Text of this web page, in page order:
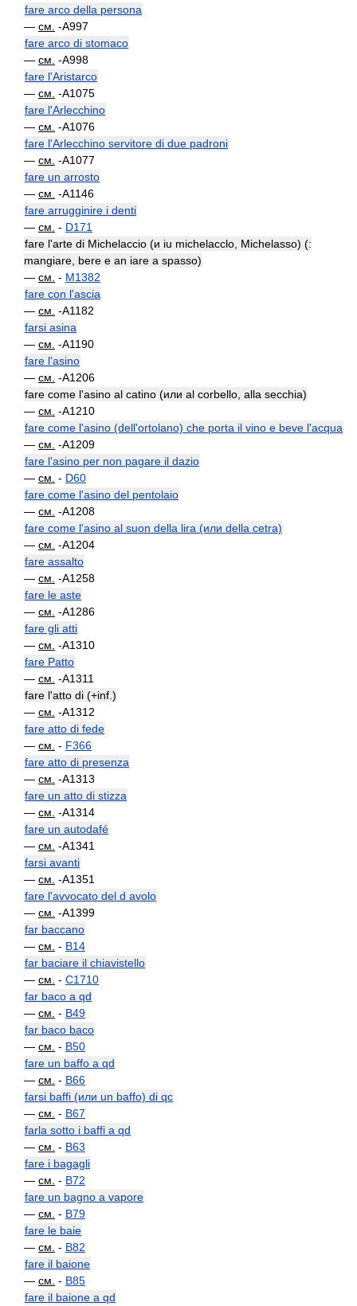
fare arco della persona
— см. -A997
fare arco di stomaco
— см. -A998
fare l'Aristarco
— см. -A1075
fare l'Arlecchino
— см. -A1076
fare l'Arlecchino servitore di due padroni
— см. -A1077
fare un arrosto
— см. -A1146
fare arrugginire i denti
— см. - D171
fare l'arte di Michelaccio (и iu michelacclo, Michelasso) (:
mangiare, bere e an iare a spasso)
— см. - M1382
fare con l'ascia
— см. -A1182
farsi asina
— см. -A1190
fare l'asino
— см. -A1206
fare come l'asino al catino (или al corbello, alla secchia)
— см. -A1210
fare come l'asino (dell'ortolano) che porta il vino e beve l'acqua
— см. -A1209
fare l'asino per non pagare il dazio
— см. - D60
fare come l'asino del pentolaio
— см. -A1208
fare come l'asino al suon della lira (или della cetra)
— см. -A1204
fare assalto
— см. -A1258
fare le aste
— см. -A1286
fare gli atti
— см. -A1310
fare Patto
— см. -A1311
fare l'atto di (+inf.)
— см. -A1312
fare atto di fede
— см. - F366
fare atto di presenza
— см. -A1313
fare un atto di stizza
— см. -A1314
fare un autodafé
— см. -A1341
farsi avanti
— см. -A1351
fare l'avvocato del d avolo
— см. -A1399
far baccano
— см. - B14
far baciare il chiavistello
— см. - C1710
far baco a qd
— см. - B49
far baco baco
— см. - B50
fare un baffo a qd
— см. - B66
farsi baffi (или un baffo) di qc
— см. - B67
farla sotto i baffi a qd
— см. - B63
fare i bagagli
— см. - B72
fare un bagno a vapore
— см. - B79
fare le baie
— см. - B82
fare il baione
— см. - B85
fare il baione a qd